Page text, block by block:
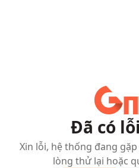
Đã có
Xin lỗi, hệ thống đang
lòng thử lại hoặc